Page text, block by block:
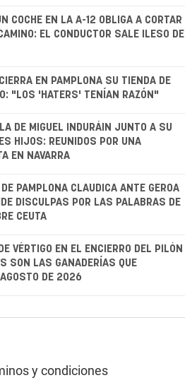
COCHE EN LA A-12 OBLIGA A CORTAR
EL CONDUCTOR SALE ILESO DE
EN PAMPLONA SU TIENDA DE
"LOS 'HATERS' TENÍAN RAZÓN"
DE MIGUEL INDURÁIN JUNTO A SU
HIJOS: REUNIDOS POR UNA
EN NAVARRA
PAMPLONA CLAUDICA ANTE GEROA
DISCULPAS POR LAS PALABRAS DE
CEUTA
VÉRTIGO EN EL ENCIERRO DEL PILÓN
SON LAS GANADERÍAS QUE
DE 2026
y condiciones